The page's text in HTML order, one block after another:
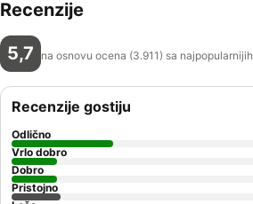
Recenzije
5,7 na osnovu ocena (3.911) sa najpopularnijih
Recenzije gostiju
Odlično
Vrlo dobro
Dobro
Pristojno